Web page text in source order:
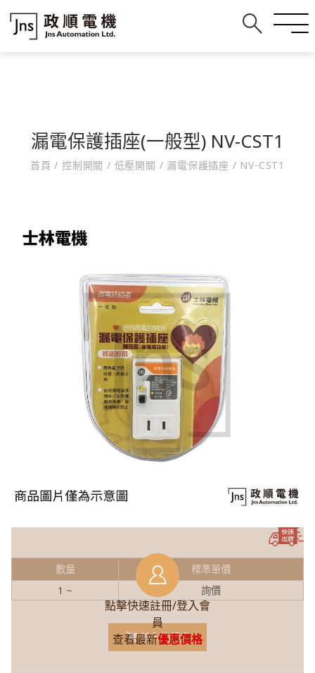
漏電保護插座(一般型) NV-CST1
首頁/ 控制開關 / 低壓開關 / 漏電保護插座 / NV-CST1
點擊快速註冊/登入會
員
查看最新優惠價格
數量
標準單價
1 ~
詢價
加入詢價車